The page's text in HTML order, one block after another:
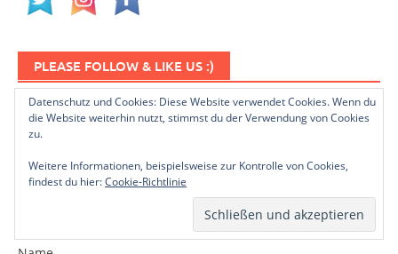
PLEASE FOLLOW & LIKE US :)
NEWSLETTER ABONNIEREN
Datenschutz und Cookies: Diese Website verwendet Cookies. Wenn du
die Website weiterhin nutzt, stimmst du der Verwendung von Cookies
zu.
Weitere Informationen, beispielsweise zur Kontrolle von Cookies,
findest du hier:Cookie-Richtlinie